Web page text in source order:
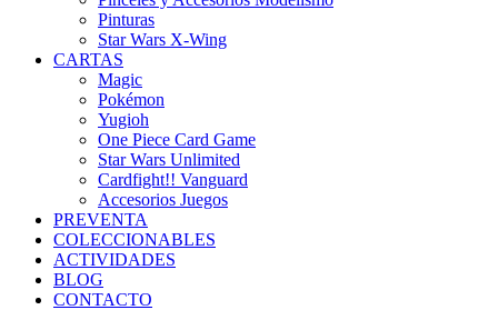
Pinturas
Star Wars X-Wing
CARTAS
Magic
Pokémon
Yugioh
One Piece Card Game
Star Wars Unlimited
Cardfight!! Vanguard
Accesorios Juegos
PREVENTA
COLECCIONABLES
ACTIVIDADES
BLOG
CONTACTO